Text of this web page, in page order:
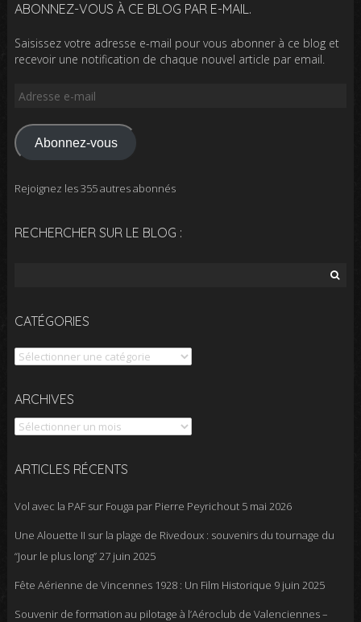
ABONNEZ-VOUS À CE BLOG PAR E-MAIL.
Saisissez votre adresse e-mail pour vous abonner à ce blog et
recevoir une notification de chaque nouvel article par email.
Adresse
mail
Abonnez-vous
Rejoignez les 355 autres abonnés
RECHERCHER SUR LE BLOG :
CATÉGORIES
Catégories
ARCHIVES
Archives
ARTICLES RÉCENTS
Vol avec la PAF sur Fouga par Pierre Peyrichout 5 mai 2026
Une Alouette II sur la plage de Rivedoux : souvenirs du tournage du
“Jour le plus long”27 juin 2025
Fête Aérienne de Vincennes 1928 : Un Film Historique 9 juin 2025
Souvenir de formation au pilotage à l’Aéroclub de Valenciennes –